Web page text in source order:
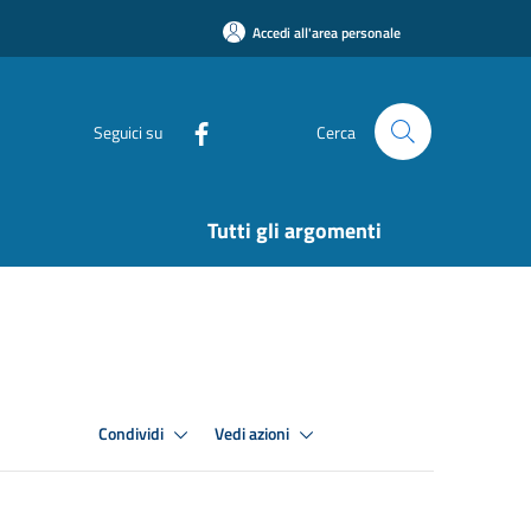
Accedi all'area personale
Seguici su Cerca
Tutti gli argomenti
Condividi Vedi azioni